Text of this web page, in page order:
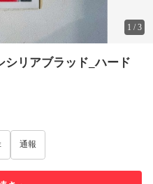
1 /3
リアブラッド_ハード
通報